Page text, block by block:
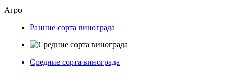
Агро
Ранние сорта винограда
Средние сорта винограда